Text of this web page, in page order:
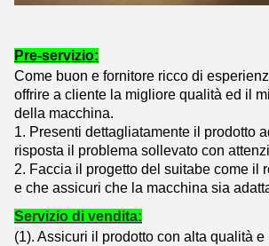
Pre-servizio:
Come buon e fornitore ricco di
offrire a cliente la migliore qualità ed il
della macchina.
1. Presenti dettagliatamente il prodotto
risposta il problema sollevato con
2. Faccia il progetto del suitabe come il
e che assicuri che la macchina sia
Servizio di vendita:
(1). Assicuri il prodotto con alta qualità